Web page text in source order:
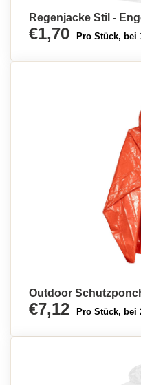
Regenjacke Stil -
€1,70 Pro Stück, bei
Outdoor
€7,12 Pro Stück, bei